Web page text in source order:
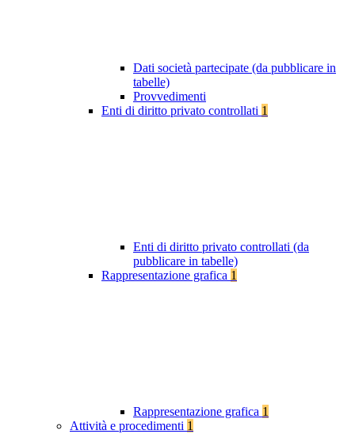
Dati società partecipate (da pubblicare in
tabelle)
Provvedimenti
Enti di diritto privato controllati 1
Enti di diritto privato controllati (da
pubblicare in tabelle)
Rappresentazione grafica 1
Rappresentazione grafica 1
Attività e procedimenti 1